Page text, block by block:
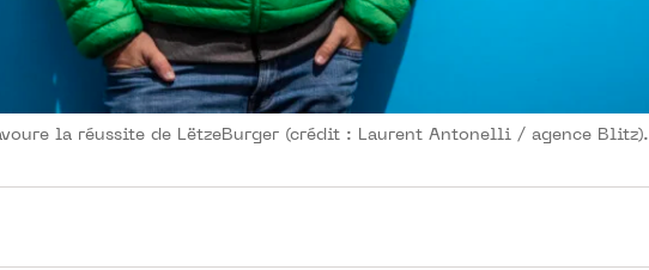
la réussite de LëtzeBurger (crédit : Laurent Antonelli / agence Blitz).